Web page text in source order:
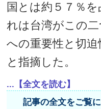
国とは約５７％
れは台湾がこの
への重要性と切
と指摘した。
...【全文を読む】
記事の全文をご覧